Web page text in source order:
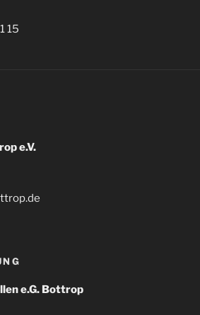
15
e.V.
e.G. Bottrop